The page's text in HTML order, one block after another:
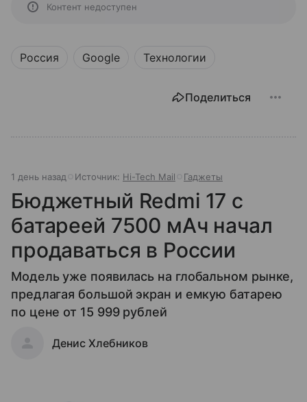
Контент недоступен
Россия Google Технологии
Поделиться
1 день назад Источник: Hi-Tech Mail Гаджеты
Бюджетный Redmi 17 с
батареей 7500 мАч начал
продаваться в России
Модель уже появилась на глобальном рынке,
предлагая большой экран и емкую батарею
по цене от 15 999 рублей
Денис Хлебников